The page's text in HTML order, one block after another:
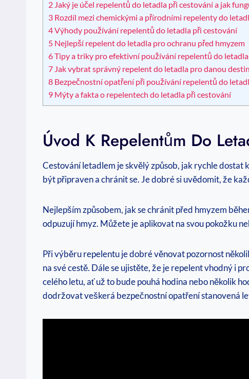
2 Jaký je účel repelentů do letadla při cestování a jak
3 Rozdíl mezi chemickými a přírodními repelenty do
4Výhody používání repelentů do letadla při cestování
5 Nejlepší repelent do letadla pro ochranu před hmyzem
6Tipy a triky pro efektivní používání repelentů do letadla
7 Jak vybrat správný repelent do letadla pro danou
8 Bezpečnostní opatření při používání repelentů do
9 Mýty a fakta o repelentech do letadla při cestování
Úvod K Repelentům Do
Cestování letadlem je skvělý způsob, jak rychle dostat
být připraven a chránit se. Je dobré si uvědomit, že
Nejlepším způsobem, jak se chránit před hmyzem
odpuzují hmyz. Můžete je aplikovat na svou pokožku
Při výběru repelentu je dobré věnovat pozornost
na své cestě. Dále se ujistěte, že je repelent vhodný i
celého letu, ať už to bude pouhá hodina nebo několik
dodržovat veškerá bezpečnostní opatření stanovená